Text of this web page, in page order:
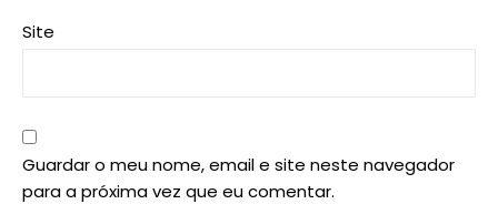
Site
Guardar o meu nome, email e site neste navegador
para a próxima vez que eu comentar.